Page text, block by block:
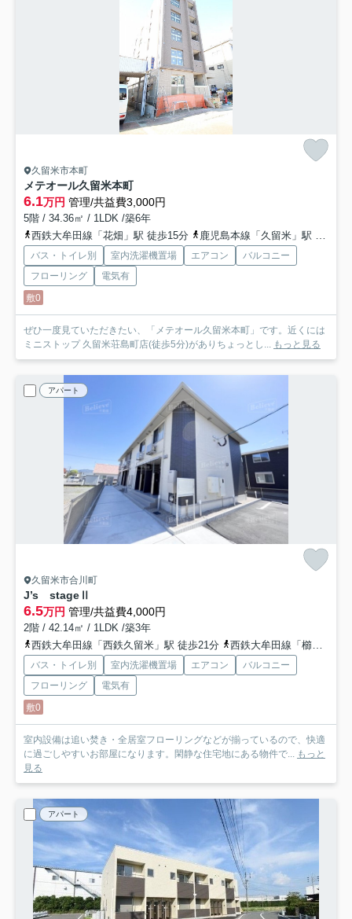
久留米市本町
メテオール久留米本町
6.1万円 管理/共益費3,000円
5階 / 34.36㎡ / 1LDK /築6年
西鉄大牟田線「花畑」駅 徒歩15分
鹿児島本線「久留米」駅 徒歩18分
バス・トイレ別 室内洗濯機置場 エアコン
バルコニー
フローリング
電気有
敷0
ぜひ一度見ていただきたい、「メテオール久留米本町」です。近くには
ミニストップ 久留米荘島町店(徒歩5分)がありちょっとし... もっと見る
アパート
久留米市合川町
J’s stageⅡ
6.5万円 管理/共益費4,000円
2階 / 42.14㎡ / 1LDK /築3年
西鉄大牟田線「西鉄久留米」駅 徒歩21分
西鉄大牟田線「櫛原」駅 徒歩22分
バス・トイレ別 室内洗濯機置場 エアコン
バルコニー
フローリング
電気有
敷0
室内設備は追い焚き・全居室フローリングなどが揃っているので、快適
に過ごしやすいお部屋になります。閑静な住宅地にある物件で... もっと
見る
アパート